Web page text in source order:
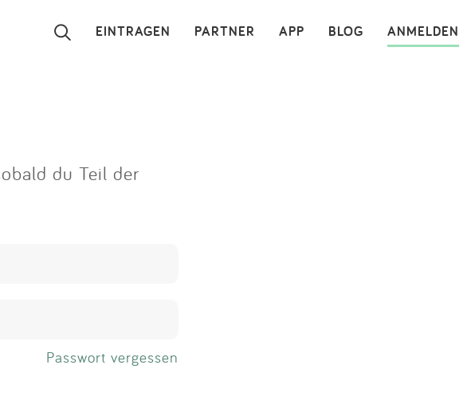
ANMELDEN
BLOG
APP
PARTNER
EINTRAGEN ×
du Teil der
Passwort vergessen